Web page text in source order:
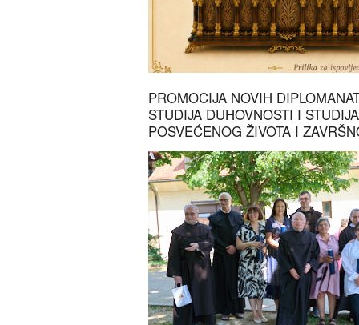
PROMOCIJA NOVIH
STUDIJA DUHOVNOSTI I
POSVEĆENOG ŽIVOTA I